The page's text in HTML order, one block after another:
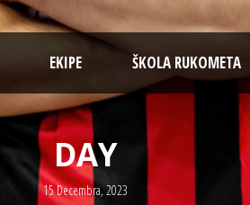
EKIPE ŠKOLA RUKOMETA
DAY
15 Decembra, 2023